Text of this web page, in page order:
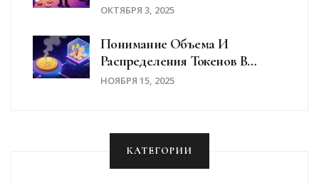
ОКТЯБРЯ 3, 2025
Понимание Объема И
Распределения Токенов В
Блокчейн-Экосистемах
НОЯБРЯ 15, 2025
КАТЕГОРИИ